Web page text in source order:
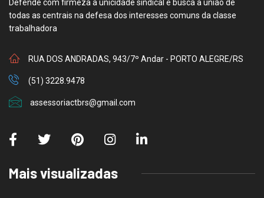
Defende com firmeza a unicidade sindical e busca a união de
todas as centrais na defesa dos interesses comuns da classe
trabalhadora
RUA DOS ANDRADAS, 943/7º Andar - PORTO ALEGRE/RS
(51) 3228.9478
assessoriactbrs@gmail.com
Mais visualizadas